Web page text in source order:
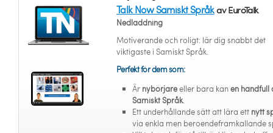
Talk Now Samiskt Språkav EuroTalk
Nedladdning
Motiverande och roligt: lär dig snabbt det
viktigaste i Samiskt Språk.
Perfekt för dem som:
Är nybörjareeller bara kanen handfull
Samiskt Språk.
Ett underhållande sätt att lära ett nytt
via enkla men beroendeframkallande